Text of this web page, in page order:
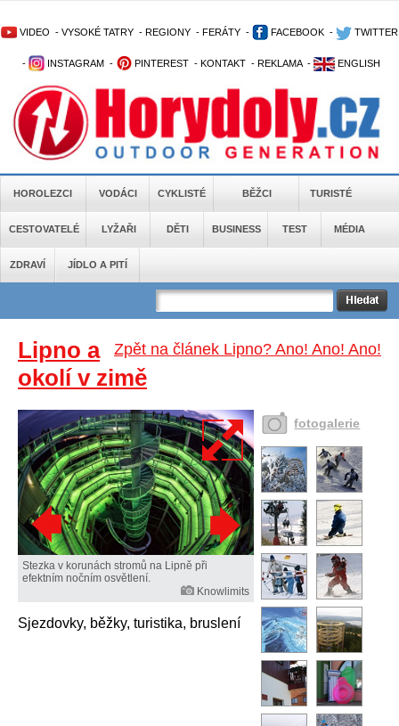
VIDEO - VYSOKÉ TATRY - REGIONY - FERÁTY - FACEBOOK - TWITTER
- INSTAGRAM - PINTEREST - KONTAKT - REKLAMA - ENGLISH
HOROLEZCI VODÁCI CYKLISTÉ BĚŽCI TURISTÉ
CESTOVATELÉ LYŽAŘI DĚTI BUSINESS TEST MÉDIA
ZDRAVÍ JÍDLO A PITÍ
Zpět na článek Lipno? Ano! Ano! Ano!
Lipno a
okolí v zimě
Stezka v korunách stromů na Lipně při
efektním nočním osvětlení.
Knowlimits
Sjezdovky, běžky, turistika, bruslení
fotogalerie